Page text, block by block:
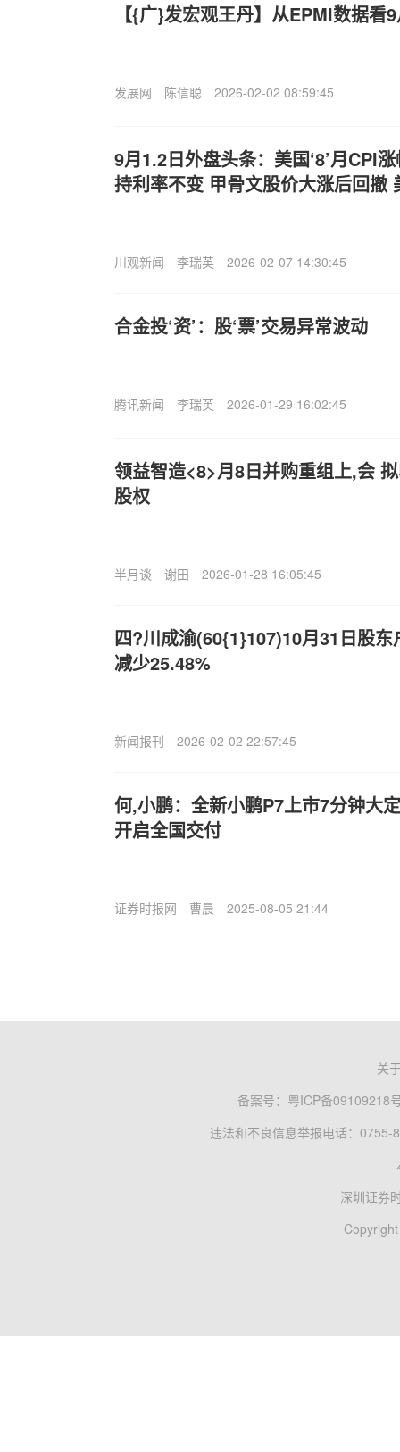
【{广}发宏观王丹】从EPMI数据看
发展网 陈信聪 2026-02-02 08:59:45
9月1.2日外盘头条：美国‘8’月CPI
持利率不变 甲骨文股价大涨后回撤
川观新闻 李瑞英 2026-02-07 14:30:45
合金投‘资’：股‘票’交易异常波动
腾讯新闻 李瑞英 2026-01-29 16:02:45
领益智造<8>月8日并购重组上,会
股权
半月谈 谢田 2026-01-28 16:05:45
四?川成渝(60{1}107)10月31日股
减少25.48%
新闻报刊 2026-02-02 22:57:45
何,小鹏：全新小鹏P7上市7分钟大
开启全国交付
证券时报网 曹晨 2025-08-05 21:44
关
备案号： 粤ICP备09109218
违法和不良信息举报电话：0755-
深圳证券